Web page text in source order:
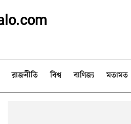
রাজনীতি বিশ্ব বাণিজ্য মতামত